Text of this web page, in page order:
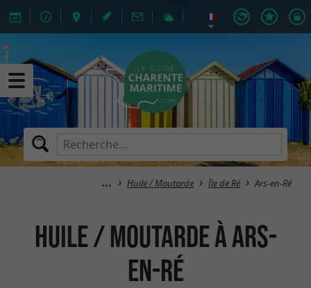
Huile / Moutarde Île de Ré Ars-en-Ré
Huile / Moutarde à Ars-
en-Ré